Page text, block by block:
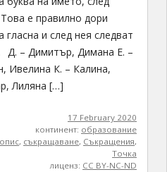
е правилно дори
гласна и след нея следват
Д. – Димитър, Димана Е. –
Ивелина К. – Калина,
Лиляна […]
17 February 2020
континент: образование
, съкращаване, Съкращения,
Точка
лиценз: CC BY-NC-ND